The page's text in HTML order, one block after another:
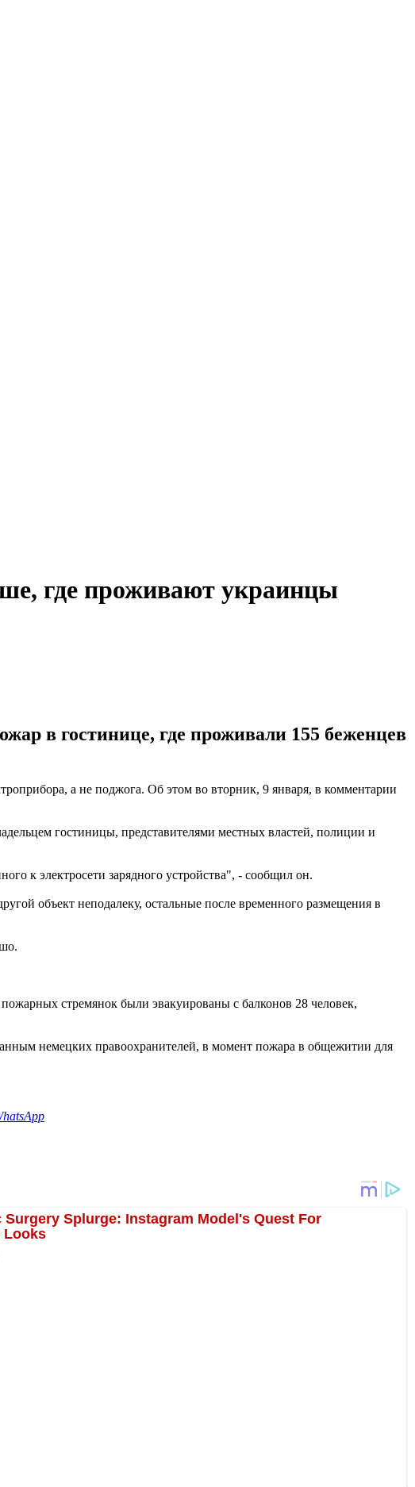
где проживают украинцы
в гостинице, где проживали 155 беженцев
а не поджога. Об этом во вторник, 9 января, в комментарии
гостиницы, представителями местных властей, полиции и
к электросети зарядного устройства", - сообщил он.
объект неподалеку, остальные после временного размещения в
стремянок были эвакуированы с балконов 28 человек,
немецких правоохранителей, в момент пожара в общежитии для